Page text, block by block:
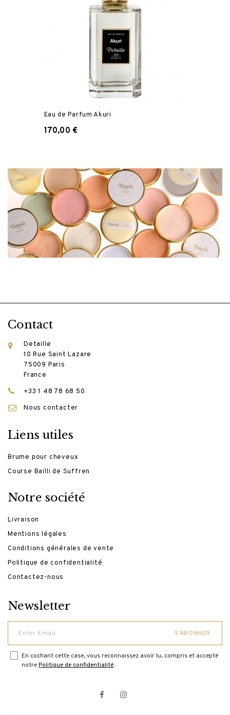
Eau de Parfum Akuri
170,00 €
Contact
Detaille
10 Rue Saint Lazare
75009 Paris
France
+33 1 48 78 68 50
Nous contacter
Liens utiles
Brume pour cheveux
Course Bailli de Suffren
Notre société
Livraison
Mentions légales
Conditions générales de vente
Politique de confidentialité
Contactez-nous
Newsletter
En cochant cette case, vous reconnaissez avoir lu, compris et accepté
notrePolitique de confidentialité.